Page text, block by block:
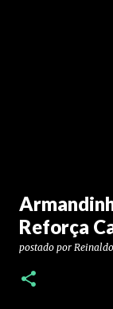
Reforça
postado por